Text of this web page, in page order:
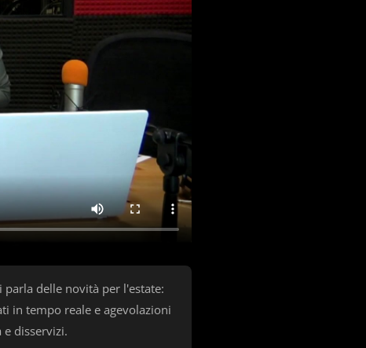
parla delle novità per l'estate:
in tempo reale e agevolazioni
disservizi.